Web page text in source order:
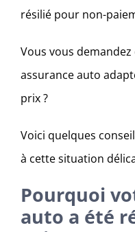
résilié pour non-
Vous vous
assurance auto
prix ?
Voici quelques
à cette situation
Pourquoi
auto a été